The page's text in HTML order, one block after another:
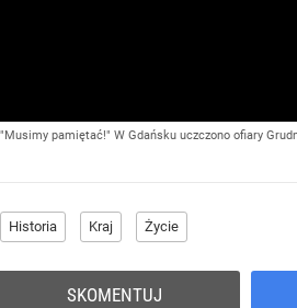
"Musimy pamiętać!" W Gdańsku uczczono ofiary
Historia Kraj Życie
SKOMENTUJ